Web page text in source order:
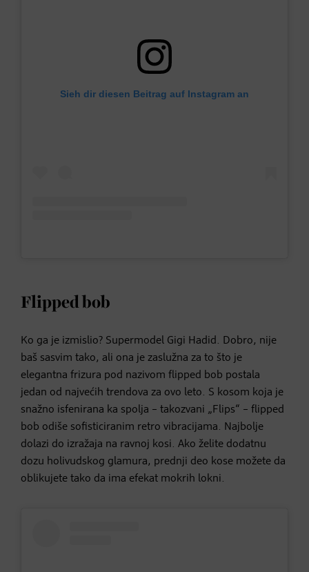
Sieh dir diesen Beitrag auf Instagram an
Flipped bob
Ko ga je izmislio? Supermodel Gigi Hadid. Dobro, nije
baš sasvim tako, ali ona je zaslužna za to što je
elegantna frizura pod nazivom flipped bob postala
jedan od najvećih trendova za ovo leto. S kosom koja je
snažno isfenirana ka spolja – takozvani „Flips“ – flipped
bob odiše sofisticiranim retro vibracijama. Najbolje
dolazi do izražaja na ravnoj kosi. Ako želite dodatnu
dozu holivudskog glamura, prednji deo kose možete da
oblikujete tako da ima efekat mokrih lokni.